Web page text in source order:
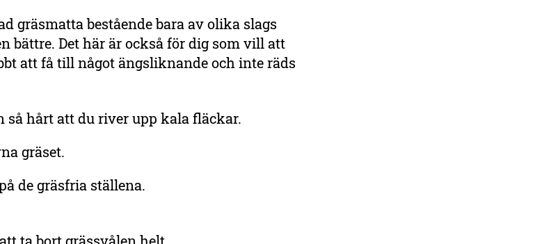
gräsmatta bestående bara av olika slags
bättre. Det här är också för dig som vill att
att få till något ängsliknande och inte räds
så hårt att du river upp kala fläckar.
gräset.
de gräsfria ställena.